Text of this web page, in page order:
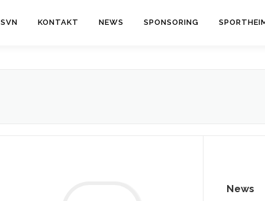
KONTAKT NEWS SPONSORING
News